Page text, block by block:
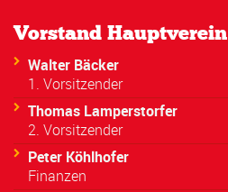
Vorstand Hauptverein
Walter Bäcker
1. Vorsitzender
Thomas Lamperstorfer
2. Vorsitzender
Peter Köhlhofer
Finanzen